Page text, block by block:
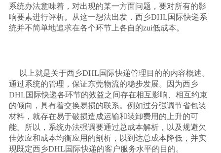
系统办法意味着，对出现的某一方面问题，要对所有的影
响要素进行评析。从这一想法出发，西乡DHL国际快递系
统并不简单地追求在各个环节上各自的zui低成本。
以上就是关于西乡DHL国际快递管理目的的内容概述。
通过系统的管理，保证东莞物流的稳步发展。因为西乡
DHL国际快递各环节的效益之间存在相互影响、相互约束
的倾向，具有着交换易损的联系。例如过分强调节省包装
材料，就存在易于破损造成运输和装卸费用的上升的可
能。所以，系统办法强调要通过总成本解析，以及规避欠
佳效应和成本均衡应用的剖析，以到达总成本降低，并实
现既定西乡DHL国际快递的客户服务水平的目的。